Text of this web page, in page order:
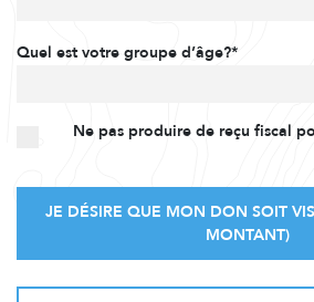
Quel est votre groupe d’âge?*
Ne pas produire de reçu fiscal
JE DÉSIRE QUE MON DON SOIT
MONTANT)